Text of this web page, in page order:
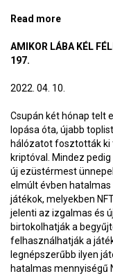
Read more
AMIKOR LÁBA KÉL
197.
2022. 04. 10.
Csupán két hónap telt
lopása óta, újabb
hálózatot fosztották ki
kriptóval. Mindez
új ezüstérmest
elmúlt évben
játékok, melyekben
jelenti az izgalmas és
birtokolhatják a
felhasználhatják a
legnépszerűbb ilyen
hatalmas mennyiségű